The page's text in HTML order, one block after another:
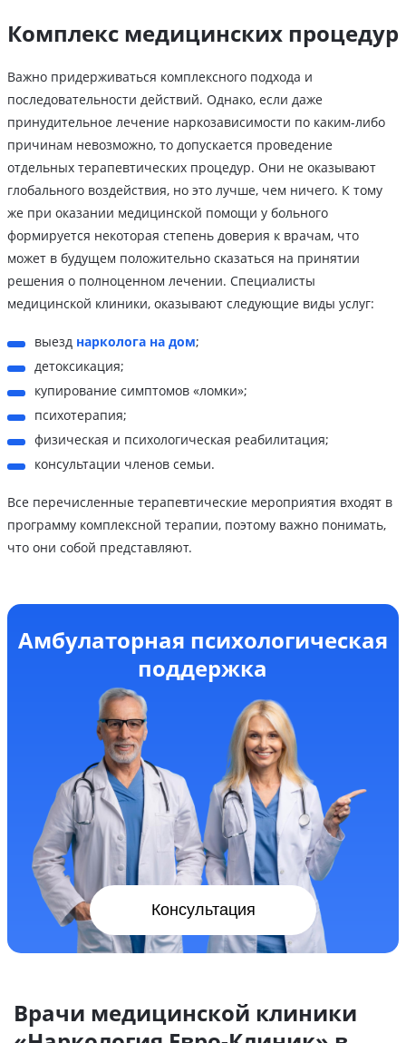
Комплекс медицинских процедур
Важно придерживаться комплексного подхода и
последовательности действий. Однако, если даже
принудительное лечение наркозависимости по каким-либо
причинам невозможно, то допускается проведение
отдельных терапевтических процедур. Они не оказывают
глобального воздействия, но это лучше, чем ничего. К тому
же при оказании медицинской помощи у больного
формируется некоторая степень доверия к врачам, что
может в будущем положительно сказаться на принятии
решения о полноценном лечении. Специалисты
медицинской клиники, оказывают следующие виды услуг:
выезд нарколога на дом;
детоксикация;
купирование симптомов «ломки»;
психотерапия;
физическая и психологическая реабилитация;
консультации членов семьи.
Все перечисленные терапевтические мероприятия входят в
программу комплексной терапии, поэтому важно понимать,
что они собой представляют.
Амбулаторная психологическая
поддержка
Консультация
Врачи медицинской клиники